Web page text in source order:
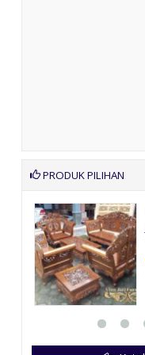
PRODUK PILIHAN